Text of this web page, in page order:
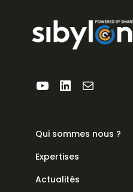
YouTube
LinkedIn
E-mail
Qui sommes nous ?
Expertises
Actualités